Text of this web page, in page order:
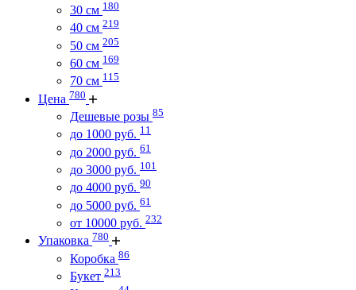
30 см 180
40 см 219
50 см 205
60 см 169
70 см 115
Цена 780
Дешевые розы 85
до 1000 руб. 11
до 2000 руб. 61
до 3000 руб. 101
до 4000 руб. 90
до 5000 руб. 61
от 10000 руб. 232
Упаковка 780
Коробка 86
Букет 213